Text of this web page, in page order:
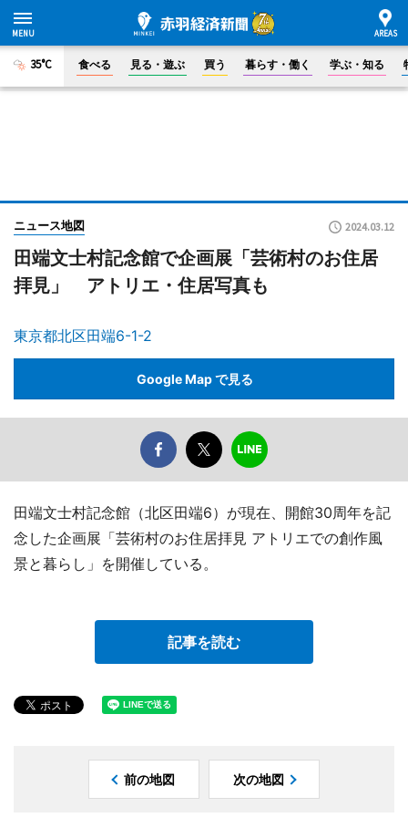
35°C 食べる 見る・遊ぶ 買う 暮らす・働く 学ぶ・知る
ニュース地図 2024.03.12
田端文士村記念館で企画展「芸術村のお住居
拝見」 アトリエ・住居写真も
東京都北区田端6-1-2
Google Map で見る
田端文士村記念館（北区田端6）が現在、開館30周年を記
念した企画展「芸術村のお住居拝見 アトリエでの創作風
景と暮らし」を開催している。
記事を読む
前の地図 次の地図